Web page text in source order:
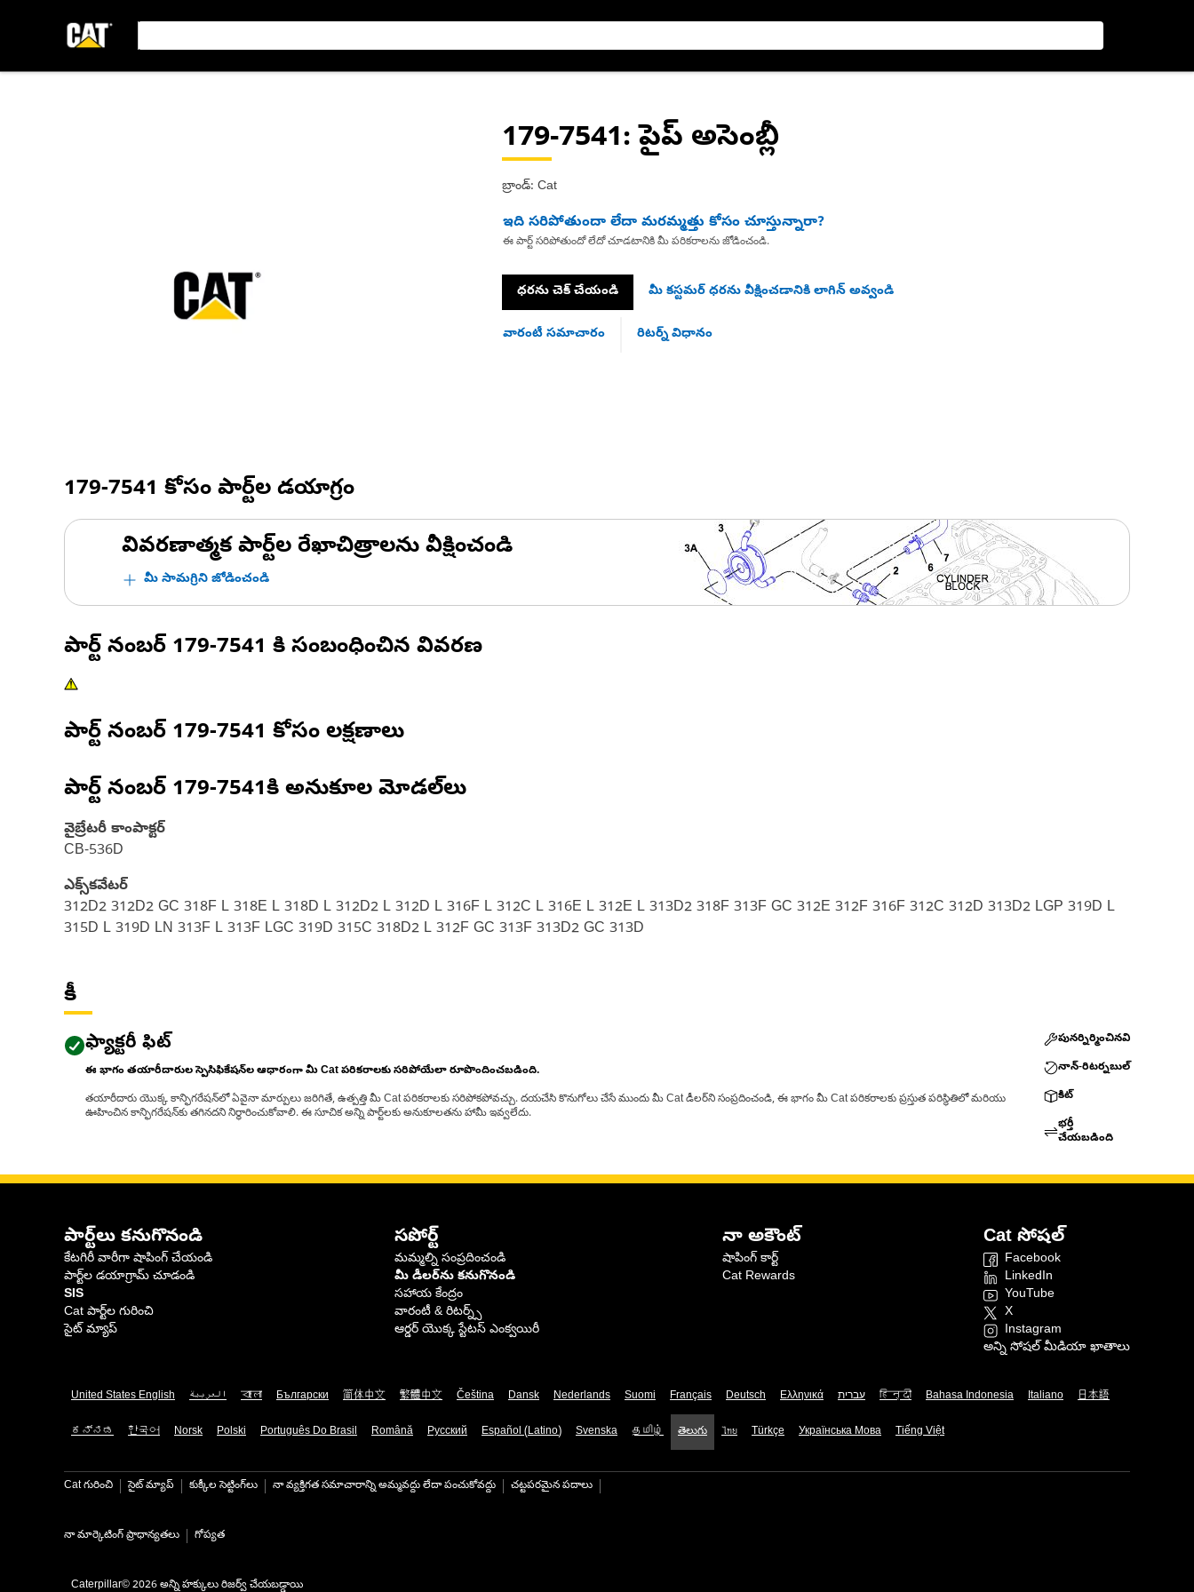
179-7541: పైప్ అసెంబ్లీ
బ్రాండ్: Cat
ఇది సరిపోతుందా లేదా మరమ్మత్తు కోసం చూస్తున్నారా?
ఈ పార్ట్ సరిపోతుందో లేదో చూడటానికి మీ పరికరాలను జోడించండి.
ధరను చెక్ చేయండి మీ కస్టమర్ ధరను వీక్షించడానికి లాగిన్ అవ్వండి
వారంటీ సమాచారం రిటర్న్ విధానం
179-7541 కోసం పార్ట్‌ల డయాగ్రం
వివరణాత్మక పార్ట్‌ల రేఖాచిత్రాలను వీక్షించండి
మీ సామగ్రిని జోడించండి
పార్ట్ నంబర్ 179-7541 కి సంబంధించిన వివరణ
పార్ట్ నంబర్ 179-7541 కోసం లక్షణాలు
పార్ట్ నంబర్ 179-7541కి అనుకూల మోడల్‌లు
వైబ్రేటరీ కాంపాక్టర్
CB-536D
ఎక్స్‌కవేటర్
312D2 312D2 GC 318F L 318E L 318D L 312D2 L 312D L 316F L 312C L 316E L 312E L 313D2 318F 313F GC 312E 312F 316F 312C 312D 313D2 LGP 319D L
315D L 319D LN 313F L 313F LGC 319D 315C 318D2 L 312F GC 313F 313D2 GC 313D
కీ
ఫ్యాక్టరీ ఫిట్
ఈ భాగం తయారీదారుల స్పెసిఫికేషన్‌ల ఆధారంగా మీ Cat పరికరాలకు సరిపోయేలా రూపొందించబడింది.
తయారీదారు యొక్క కాన్ఫిగరేషన్‌లో ఏవైనా మార్పులు జరిగితే, ఉత్పత్తి మీ Cat పరికరాలకు సరిపోకపోవచ్చు. దయచేసి కొనుగోలు చేసే ముందు మీ Cat డీలర్‌ని సంప్రదించండి, ఈ భాగం మీ Cat పరికరాలకు ప్రస్తుత పరిస్థితిలో మరియు
ఊహించిన కాన్ఫిగరేషన్‌కు తగినదని నిర్ధారించుకోవాలి. ఈ సూచిక అన్ని పార్ట్‌లకు అనుకూలతను హామీ ఇవ్వలేదు.
పునర్నిర్మించినవి
నాన్-రిటర్నబుల్
కిట్
భర్తీ
చేయబడింది
పార్ట్‌లు కనుగొనండి
కేటగిరీ వారీగా షాపింగ్ చేయండి
పార్ట్‌ల డయాగ్రామ్ చూడండి
SIS
Cat పార్ట్‌ల గురించి
సైట్ మ్యాప్
సపోర్ట్
మమ్మల్ని సంప్రదించండి
మీ డీలర్‌ను కనుగొనండి
సహాయ కేంద్రం
వారంటీ & రిటర్న్స్
ఆర్డర్ యొక్క స్టేటస్ ఎంక్వయిరీ
నా అకౌంట్
షాపింగ్ కార్ట్
Cat Rewards
Cat సోషల్
Facebook
LinkedIn
YouTube
X
Instagram
అన్ని సోషల్ మీడియా ఖాతాలు
United States English العربية বাংলা Български 简体中文 繁體中文 Čeština Dansk Nederlands Suomi Français Deutsch Ελληνικά עברית हिन्दी Bahasa Indonesia Italiano 日本語
ಕನ್ನಡ 한국어 Norsk Polski Português Do Brasil Română Русский Español (Latino) Svenska தமிழ் తెలుగు ไทย Türkçe Українська Мова Tiếng Việt
Cat గురించి సైట్ మ్యాప్ కుక్కీల సెట్టింగ్‌లు నా వ్యక్తిగత సమాచారాన్ని అమ్మవద్దు లేదా పంచుకోవద్దు చట్టపరమైన పదాలు
నా మార్కెటింగ్ ప్రాధాన్యతలు గోప్యత
Caterpillar© 2026 అన్ని హక్కులు రిజర్వ్ చేయబడ్డాయి